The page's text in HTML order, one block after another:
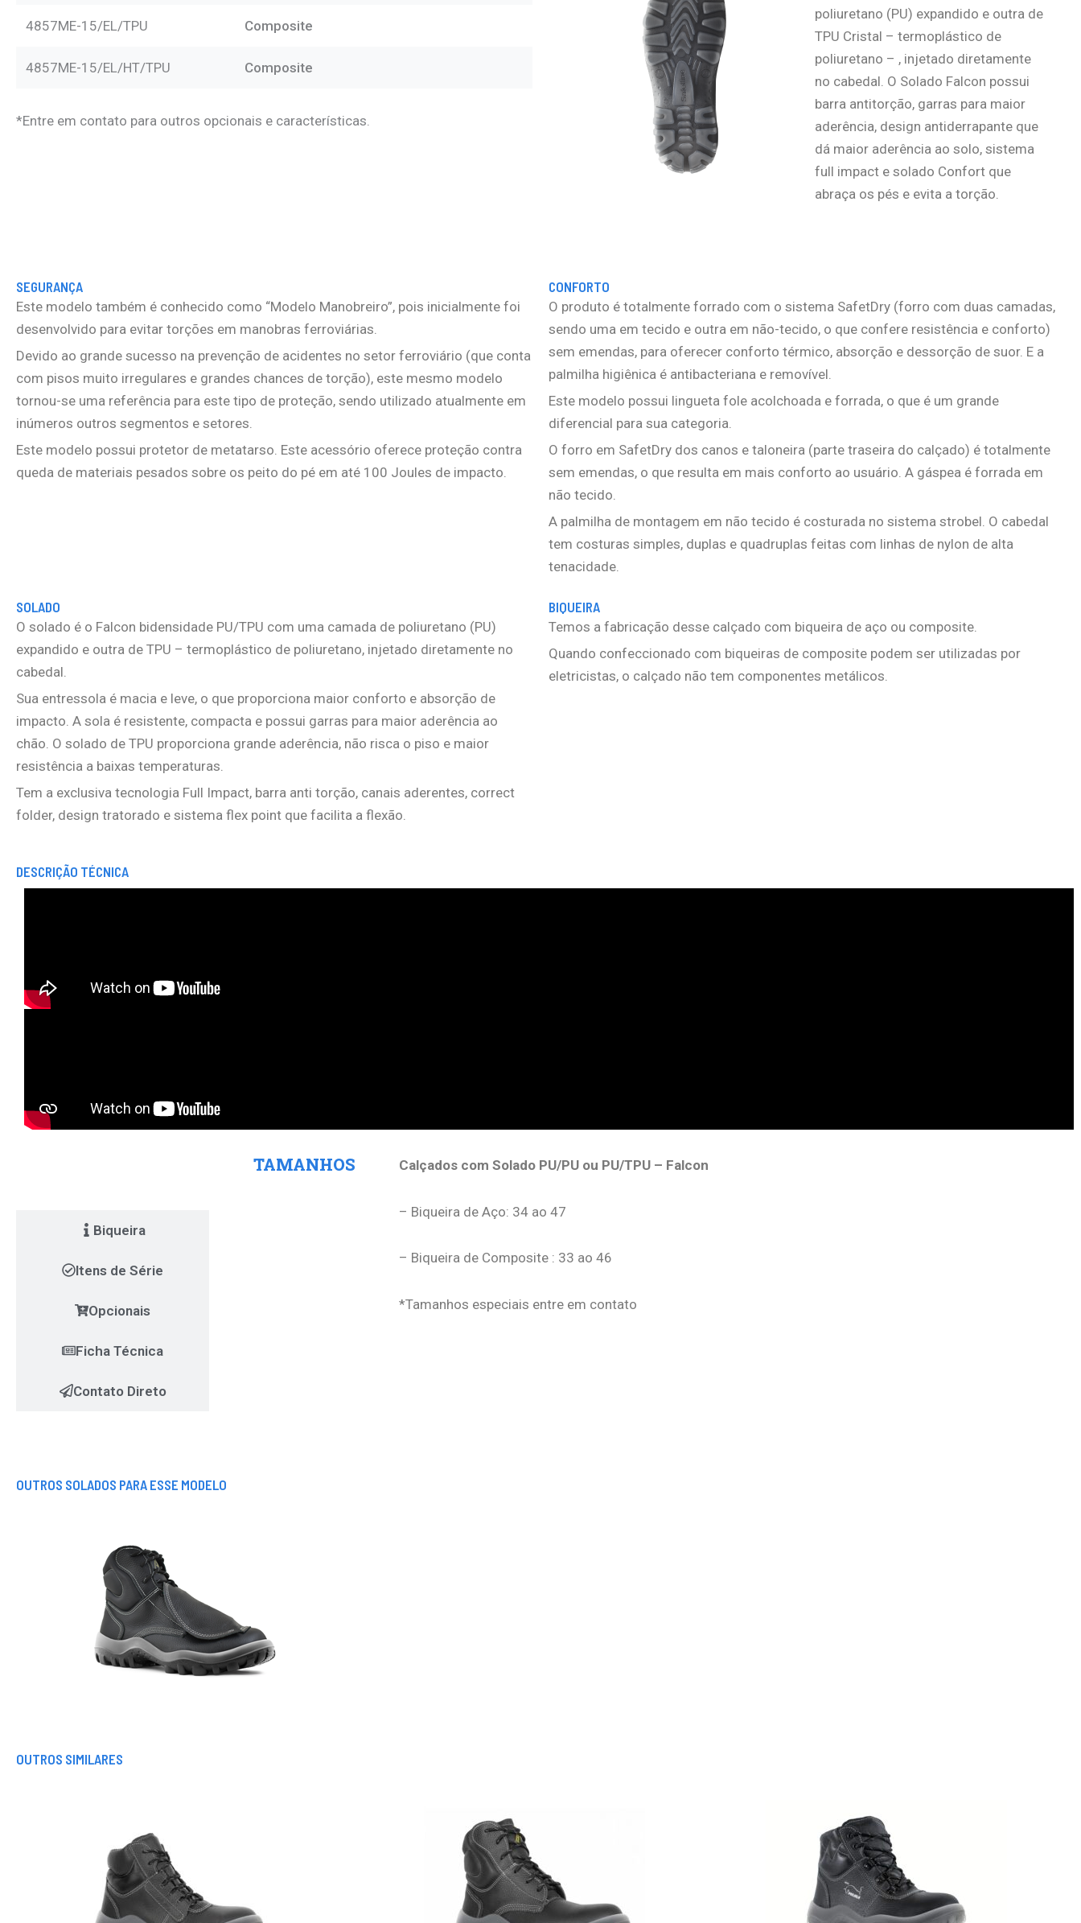
4857ME-15/EL/TPU Composite
4857ME-15/EL/HT/TPU Composite
*Entre em contato para outros opcionais e características.
poliuretano (PU) expandido e outra de
TPU Cristal – termoplástico de
poliuretano – , injetado diretamente
no cabedal. O Solado Falcon possui
barra antitorção, garras para maior
aderência, design antiderrapante que
dá maior aderência ao solo, sistema
full impact e solado Confort que
abraça os pés e evita a torção.
SEGURANÇA
Este modelo também é conhecido como “Modelo Manobreiro”, pois inicialmente foi
desenvolvido para evitar torções em manobras ferroviárias.
Devido ao grande sucesso na prevenção de acidentes no setor ferroviário (que conta
com pisos muito irregulares e grandes chances de torção), este mesmo modelo
tornou-se uma referência para este tipo de proteção, sendo utilizado atualmente em
inúmeros outros segmentos e setores.
Este modelo possui protetor de metatarso. Este acessório oferece proteção contra
queda de materiais pesados sobre os peito do pé em até 100 Joules de impacto.
CONFORTO
O produto é totalmente forrado com o sistema SafetDry (forro com duas camadas,
sendo uma em tecido e outra em não-tecido, o que confere resistência e conforto)
sem emendas, para oferecer conforto térmico, absorção e dessorção de suor. E a
palmilha higiênica é antibacteriana e removível.
Este modelo possui lingueta fole acolchoada e forrada, o que é um grande
diferencial para sua categoria.
O forro em SafetDry dos canos e taloneira (parte traseira do calçado) é totalmente
sem emendas, o que resulta em mais conforto ao usuário. A gáspea é forrada em
não tecido.
A palmilha de montagem em não tecido é costurada no sistema strobel. O cabedal
tem costuras simples, duplas e quadruplas feitas com linhas de nylon de alta
tenacidade.
SOLADO
O solado é o Falcon bidensidade PU/TPU com uma camada de poliuretano (PU)
expandido e outra de TPU – termoplástico de poliuretano, injetado diretamente no
cabedal.
Sua entressola é macia e leve, o que proporciona maior conforto e absorção de
impacto. A sola é resistente, compacta e possui garras para maior aderência ao
chão. O solado de TPU proporciona grande aderência, não risca o piso e maior
resistência a baixas temperaturas.
Tem a exclusiva tecnologia Full Impact, barra anti torção, canais aderentes, correct
folder, design tratorado e sistema flex point que facilita a flexão.
BIQUEIRA
Temos a fabricação desse calçado com biqueira de aço ou composite.
Quando confeccionado com biqueiras de composite podem ser utilizadas por
eletricistas, o calçado não tem componentes metálicos.
DESCRIÇÃO TÉCNICA
Biqueira
Itens de Série
Opcionais
Ficha Técnica
Contato Direto
TAMANHOS Calçados com Solado PU/PU ou PU/TPU – Falcon
– Biqueira de Aço: 34 ao 47
– Biqueira de Composite : 33 ao 46
*Tamanhos especiais entre em contato
OUTROS SOLADOS PARA ESSE MODELO
OUTROS SIMILARES